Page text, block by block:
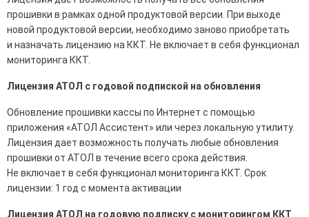
прошивки в рамках одной продуктовой версии. При выходе
новой продуктовой версии, необходимо заново приобретать
и назначать лицензию на ККТ. Не включает в себя функционал
мониторинга ККТ.
Лицензия АТОЛ с годовой подпиской на обновления
Обновление прошивки кассы по Интернет с помощью
приложения «АТОЛ Ассистент» или через локальную утилиту.
Лицензия дает возможность получать любые обновления
прошивки от АТОЛ в течение всего срока действия.
Не включает в себя функционал мониторинга ККТ. Срок
лицензии: 1 год с момента активации
Лицензия АТОЛ на годовую подписку с мониторингом ККТ